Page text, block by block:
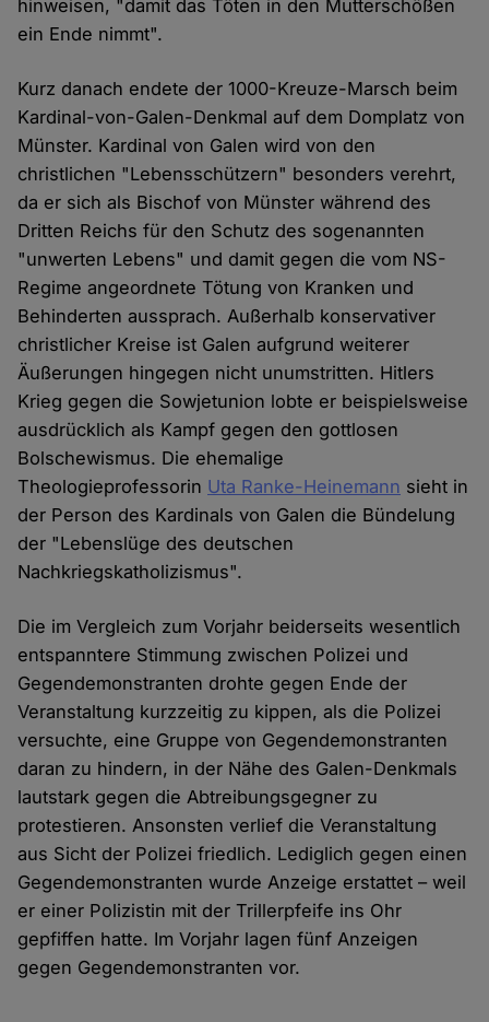
hinweisen, "damit das Töten in den Mutterschößen
ein Ende nimmt".
Kurz danach endete der 1000-Kreuze-Marsch beim
Kardinal-von-Galen-Denkmal auf dem Domplatz von
Münster. Kardinal von Galen wird von den
christlichen "Lebensschützern" besonders verehrt,
da er sich als Bischof von Münster während des
Dritten Reichs für den Schutz des sogenannten
"unwerten Lebens" und damit gegen die vom NS-
Regime angeordnete Tötung von Kranken und
Behinderten aussprach. Außerhalb konservativer
christlicher Kreise ist Galen aufgrund weiterer
Äußerungen hingegen nicht unumstritten. Hitlers
Krieg gegen die Sowjetunion lobte er beispielsweise
ausdrücklich als Kampf gegen den gottlosen
Bolschewismus. Die ehemalige
Theologieprofessorin Uta Ranke-Heinemann sieht in
der Person des Kardinals von Galen die Bündelung
der "Lebenslüge des deutschen
Nachkriegskatholizismus".
Die im Vergleich zum Vorjahr beiderseits wesentlich
entspanntere Stimmung zwischen Polizei und
Gegendemonstranten drohte gegen Ende der
Veranstaltung kurzzeitig zu kippen, als die Polizei
versuchte, eine Gruppe von Gegendemonstranten
daran zu hindern, in der Nähe des Galen-Denkmals
lautstark gegen die Abtreibungsgegner zu
protestieren. Ansonsten verlief die Veranstaltung
aus Sicht der Polizei friedlich. Lediglich gegen einen
Gegendemonstranten wurde Anzeige erstattet – weil
er einer Polizistin mit der Trillerpfeife ins Ohr
gepfiffen hatte. Im Vorjahr lagen fünf Anzeigen
gegen Gegendemonstranten vor.